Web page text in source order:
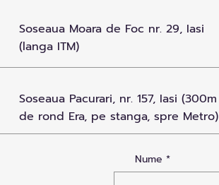
Soseaua Moara de Foc nr. 29, Iasi
(langa ITM)
Soseaua Pacurari, nr. 157, Iasi (300m
de rond Era, pe stanga, spre Metro)
Nume